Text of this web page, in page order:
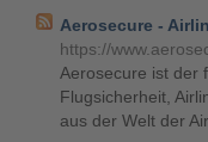
Aerosecure -
https://
Aerosecure ist der
Flugsicherheit,
aus der Welt der